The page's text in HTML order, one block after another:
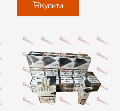
Купити